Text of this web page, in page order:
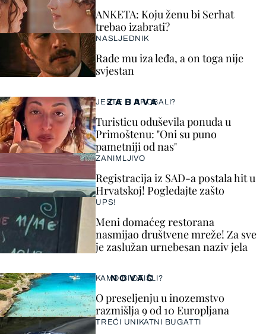
ZABAVA
JESTE LI PROBALI?
Turisticu oduševila ponuda u
Primoštenu: "Oni su puno
pametniji od nas"
ZANIMLJIVO
Registracija iz SAD-a postala hit u
Hrvatskoj! Pogledajte zašto
UPS!
Meni domaćeg restorana
nasmijao društvene mreže! Za sve
je zaslužan urnebesan naziv jela
ANKETA: Koju ženu bi Serhat
trebao izabrati?
NASLJEDNIK
Rade mu iza leđa, a on toga nije
svjestan
NOVAC
KAMO BI OTIŠLI?
O preseljenju u inozemstvo
razmišlja 9 od 10 Europljana
TREĆI UNIKATNI BUGATTI